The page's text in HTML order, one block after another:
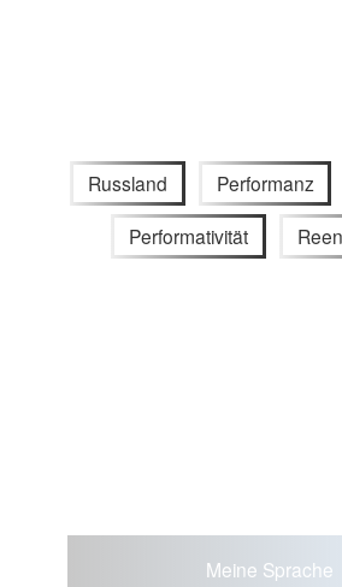
Russland Performanz
Performativität
Meine Sprache